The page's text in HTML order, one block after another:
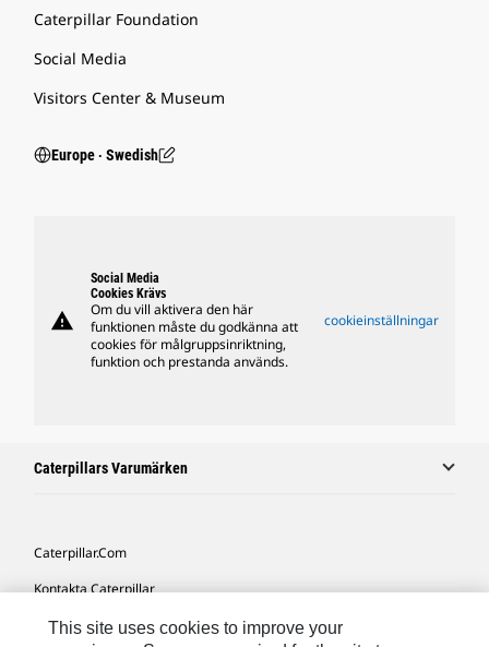
Caterpillar Foundation
Social Media
Visitors Center & Museum
Europe ‧ Swedish
warning
Social Media
Cookies Krävs
Om du vill aktivera den här
funktionen måste du godkänna att
cookies för målgruppsinriktning,
funktion och prestanda används.
cookieinställningar
Caterpillars Varumärken
Caterpillar.com
Kontakta Caterpillar
Mina Marknadsföringspreferenser
This site uses cookies to improve your